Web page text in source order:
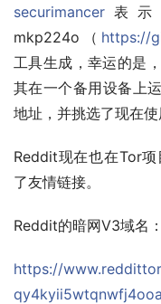
securimancer 表示
mkp224o（ https://
工具生成，幸运的是
其在一个备用设备上
地址，并挑选了现在使
Reddit现在也在Tor项
了友情链接。
Reddit的暗网V3域名：
https://